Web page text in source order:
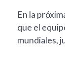
En la
que el
mundiales,